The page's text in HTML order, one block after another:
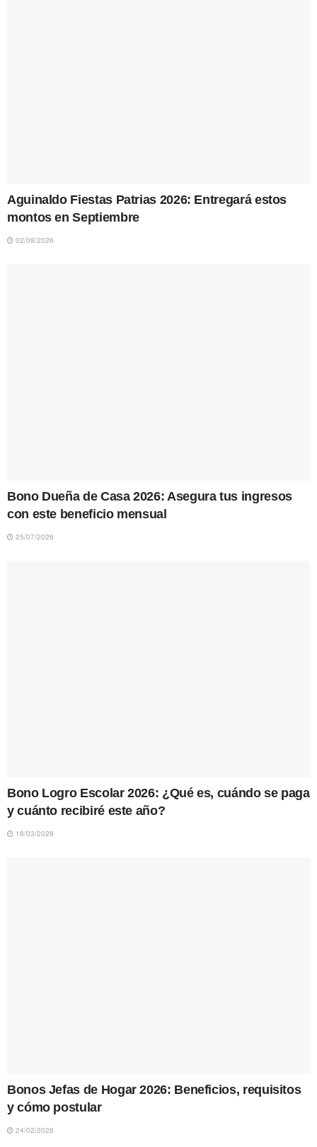
Aguinaldo Fiestas Patrias 2026: Entregará estos
montos en Septiembre
02/08/2026
Bono Dueña de Casa 2026: Asegura tus ingresos
con este beneficio mensual
25/07/2026
Bono Logro Escolar 2026: ¿Qué es, cuándo se paga
y cuánto recibiré este año?
18/03/2026
Bonos Jefas de Hogar 2026: Beneficios, requisitos
y cómo postular
24/02/2026